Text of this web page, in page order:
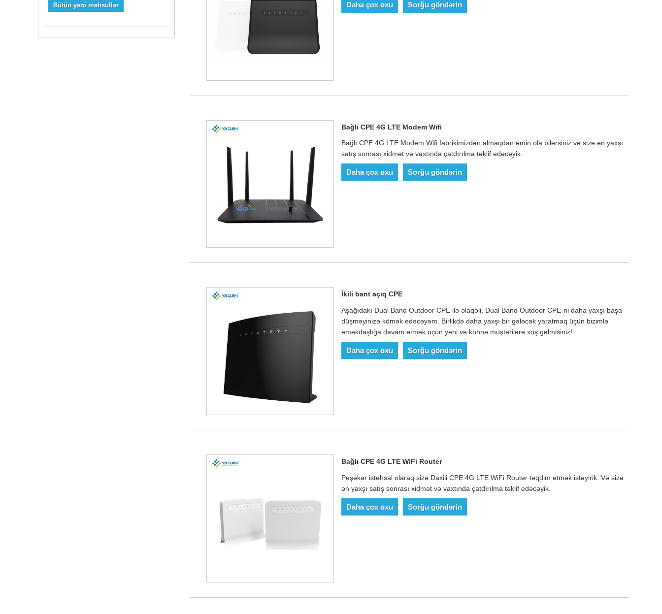
Bütün yeni məhsullar Daha çox oxu Sorğu göndərin
Bağlı CPE 4G LTE Modem Wifi
Bağlı CPE 4G LTE Modem Wifi fabrikimizdən almaqdan əmin ola bilərsiniz və sizə ən yaxşı
satış sonrası xidmət və vaxtında çatdırılma təklif edəcəyik.
Daha çox oxu Sorğu göndərin
İkili bant açıq CPE
Aşağıdakı Dual Band Outdoor CPE ilə əlaqəli, Dual Band Outdoor CPE-ni daha yaxşı başa
düşməyinizə kömək edəcəyəm. Birlikdə daha yaxşı bir gələcək yaratmaq üçün bizimlə
əməkdaşlığa davam etmək üçün yeni və köhnə müştərilərə xoş gəlmisiniz!
Daha çox oxu Sorğu göndərin
Bağlı CPE 4G LTE WiFi Router
Peşəkar istehsal olaraq sizə Daxili CPE 4G LTE WiFi Router təqdim etmək istəyirik. Və sizə
ən yaxşı satış sonrası xidmət və vaxtında çatdırılma təklif edəcəyik.
Daha çox oxu Sorğu göndərin